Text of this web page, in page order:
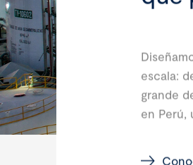
escala:
grande
en Perú,